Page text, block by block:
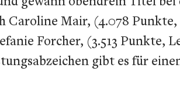
Caroline Mair, (4.078
Forcher, (3.513 Punkte,
gibt es für